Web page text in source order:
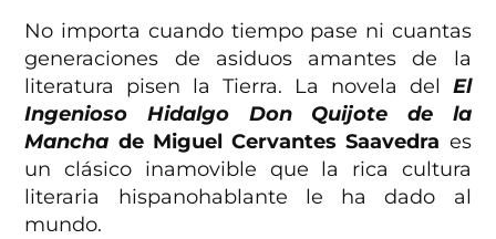
No importa cuando tiempo pase ni cuantas
generaciones de asiduos amantes de la
literatura pisen la Tierra. La novela del El
Ingenioso Hidalgo Don Quijote de la
Mancha de Miguel Cervantes Saavedra es
un clásico inamovible que la rica cultura
literaria hispanohablante le ha dado al
mundo.